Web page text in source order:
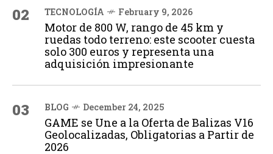
02 TECNOLOGÍA February 9, 2026
Motor de 800 W, rango de 45 km y
ruedas todo terreno: este scooter cuesta
solo 300 euros y representa una
adquisición impresionante
03 BLOG December 24, 2025
GAME se Une a la Oferta de Balizas V16
Geolocalizadas, Obligatorias a Partir de
2026